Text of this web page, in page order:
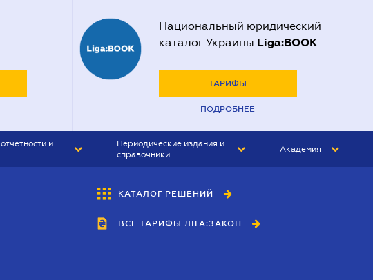
Национальный юридический
каталог Украины Liga:BOOK
ТАРИФЫ
ПОДРОБНЕЕ
и
Периодические издания и
справочники
БУХГАЛТЕР&ЗАКОН
ВЕСТНИК МСФО
Академия
КАТАЛОГ РЕШЕНИЙ
ВСЕ ТАРИФЫ ЛІГА:ЗАКОН